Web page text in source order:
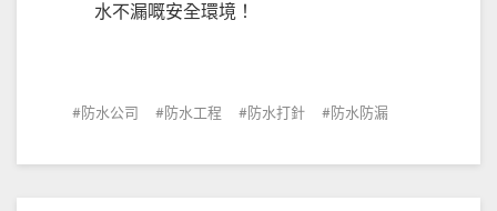
水不漏嘅安全環境！
防水公司 防水工程 防水打針 防水防漏